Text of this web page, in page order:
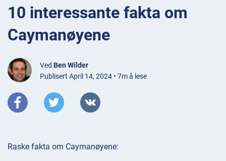
10 interessante fakta om
Caymanøyene
Ved Ben Wilder
Publisert April 14, 2024 • 7m å lese
Raske fakta om Caymanøyene: